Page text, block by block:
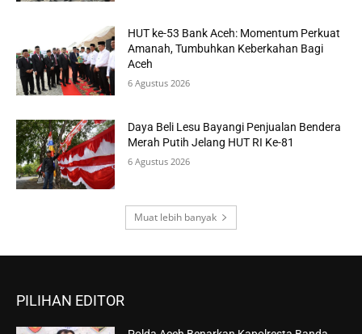
HUT ke-53 Bank Aceh: Momentum Perkuat
Amanah, Tumbuhkan Keberkahan Bagi
Aceh
6 Agustus 2026
Daya Beli Lesu Bayangi Penjualan Bendera
Merah Putih Jelang HUT RI Ke-81
6 Agustus 2026
Muat lebih banyak
PILIHAN EDITOR